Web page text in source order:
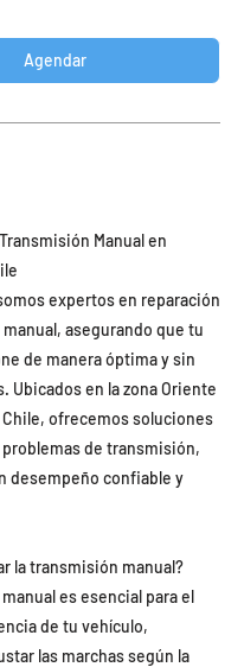
Agendar
Manual en
expertos en reparación
asegurando que tu
de manera óptima y sin
Ubicados en la zona Oriente
ofrecemos soluciones
de transmisión,
desempeño confiable y
la transmisión manual?
es esencial para el
de tu vehículo,
las marchas según la